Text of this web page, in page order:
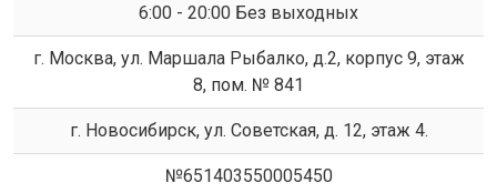
6:00 - 20:00 Без выходных
г. Москва, ул. Маршала Рыбалко, д.2, корпус 9, этаж
8, пом. № 841
г. Новосибирск, ул. Советская, д. 12, этаж 4.
№651403550005450